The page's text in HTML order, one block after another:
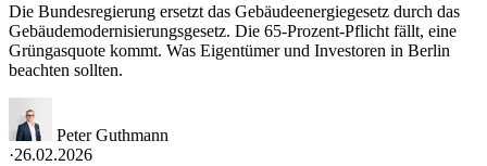
Die Bundesregierung ersetzt das Gebäudeenergiegesetz durch das
Gebäudemodernisierungsgesetz. Die 65-Prozent-Pflicht fällt, eine
Grüngasquote kommt. Was Eigentümer und Investoren in Berlin
beachten sollten.
Peter Guthmann
·26.02.2026